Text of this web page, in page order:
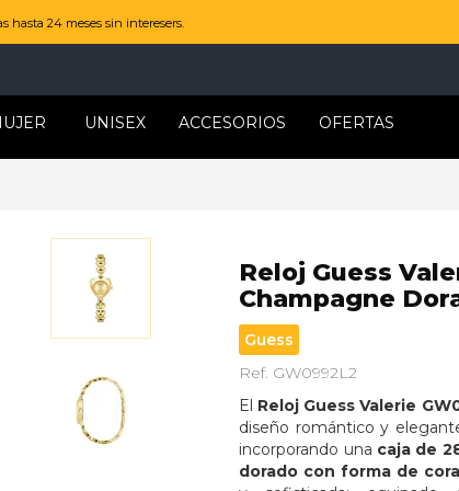
hasta 24 meses sin interesers.
UNISEX ACCESORIOS OFERTAS
Reloj Guess
Champagne
Guess
Ref. GW0992L2
El Reloj Guess Valerie
diseño romántico y
incorporando una caja de
dorado con forma de